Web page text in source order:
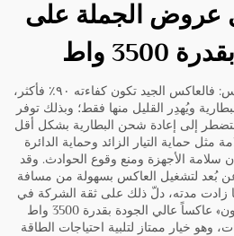
عروض الجملة على
واط
وميزة أخرى هي كفاءة العاكس: فالعاكس الجيد تكون كفاءته ٩٠٪ فأكثر،
ويُهدِر القليل منها فقط؛ وبذلك توفر
ستضطر إلى إعادة شحن البطارية بشكل أقل
مثل حماية التيار الزائد وحماية الدائرة
سلامة الأجهزة ومنع وقوع الحوادث. وقد
بُعد لتشغيل العاكس بسهولة من مسافة
زادت مدته، دلّ ذلك على ثقة الشركة في
منتجها. وتقدِّم شركة «مينفون» عاكساً عالي الجودة بقدرة 3500 واط
وهو خيار ممتاز لتلبية احتياجات الطاقة